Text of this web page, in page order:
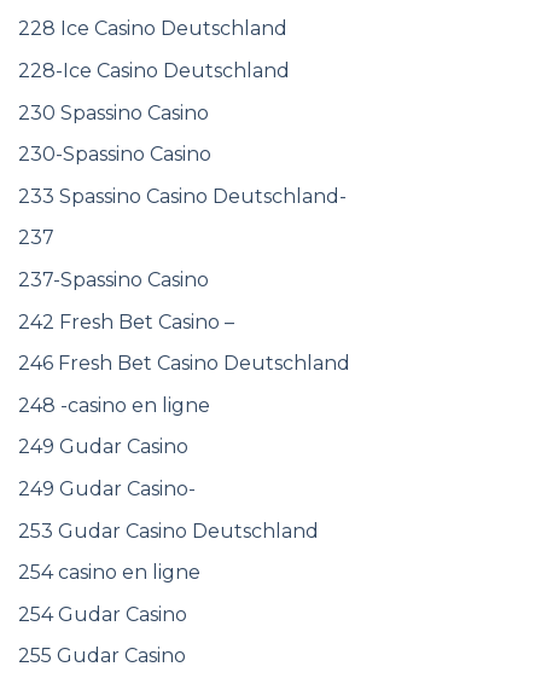
228 Ice Casino Deutschland
228-Ice Casino Deutschland
230 Spassino Casino
230-Spassino Casino
233 Spassino Casino Deutschland-
237
237-Spassino Casino
242 Fresh Bet Casino –
246 Fresh Bet Casino Deutschland
248 -casino en ligne
249 Gudar Casino
249 Gudar Casino-
253 Gudar Casino Deutschland
254 casino en ligne
254 Gudar Casino
255 Gudar Casino